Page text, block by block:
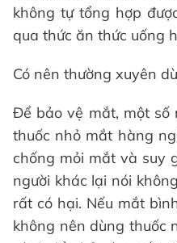
không tự tổng hợp
qua thức ăn thức uống
Có nên thường xuyên
Để bảo vệ mắt, một số
thuốc nhỏ mắt hàng
chống mỏi mắt và suy
người khác lại nói
rất có hại. Nếu mắt
không nên dùng thuốc